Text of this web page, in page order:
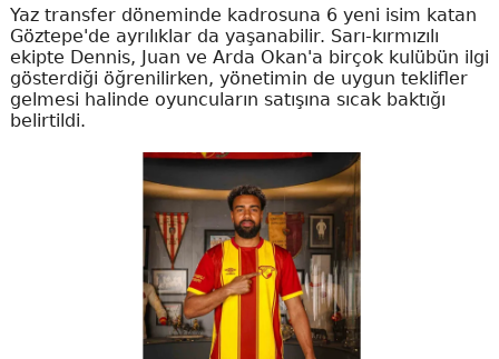
Yaz transfer döneminde kadrosuna 6 yeni isim katan
Göztepe'de ayrılıklar da yaşanabilir. Sarı-kırmızılı
ekipte Dennis, Juan ve Arda Okan'a birçok kulübün ilgi
gösterdiği öğrenilirken, yönetimin de uygun teklifler
gelmesi halinde oyuncuların satışına sıcak baktığı
belirtildi.